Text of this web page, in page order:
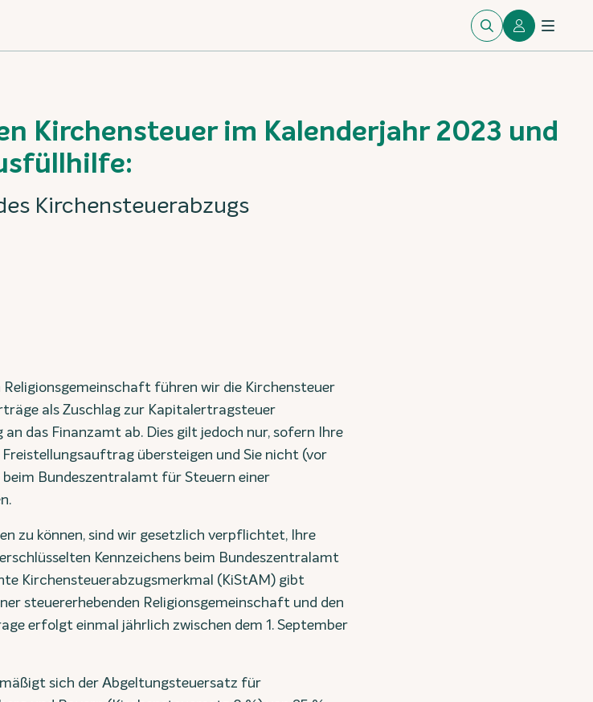
Kirchensteuer im Kalenderjahr 2023 und
Kirchensteuerabzugs
führen wir die Kirchensteuer
als Zuschlag zur Kapitalertragsteuer
das Finanzamt ab. Dies gilt jedoch nur, sofern Ihre
übersteigen und Sie nicht (vor
beim Bundeszentralamt für Steuern einer
zu können, sind wir gesetzlich verpflichtet, Ihre
Kennzeichens beim Bundeszentralamt
Kirchensteuerabzugsmerkmal (KiStAM) gibt
steuererhebenden Religionsgemeinschaft und den
erfolgt einmal jährlich zwischen dem 1. September
sich der Abgeltungsteuersatz für